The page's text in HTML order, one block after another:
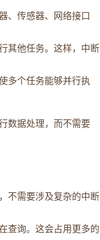
、传感器、网络接口
其他任务。这样，中断
多个任务能够并行执
数据处理，而不需要
不需要涉及复杂的中断
查询。这会占用更多的